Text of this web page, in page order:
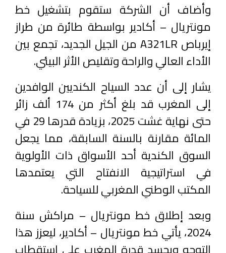
وأضاف أن الشركة ستقوم بتشغيل خط
مونتريال – أكادير بواسطة طائرة من طراز
إيرباص A321LR من الجيل الجديد، تجمع بين
الأداء العالي والراحة وتقليص الأثر البيئي.
يشار إلى أن عدد السياح الكنديين الوافدين
إلى المغرب قد بلغ أكثر من 174 ألف زائر
حتى نهاية غشت 2025، بزيادة قدرها 29 في
المائة مقارنة بالسنة السابقة، مما يجعل
السوق الكندية أحد الأسواق ذات الأولوية
في استراتيجية الانفتاح التي يعتمدها
المكتب الوطني المغربي للسياحة.
وبعد إطلاق خط مونتريال – مراكش سنة
2024، يأتي خط مونتريال – أكادير، ليعزز هذا